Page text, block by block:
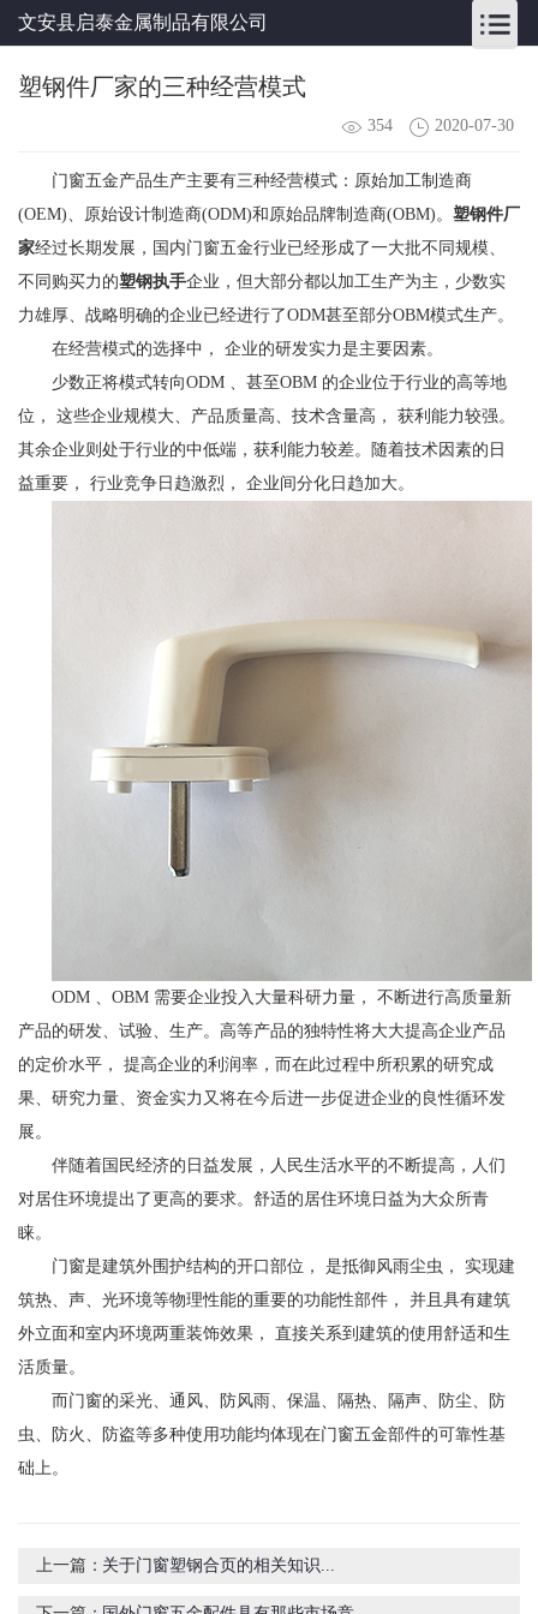
文安县启泰金属制品有限公司
塑钢件厂家的三种经营模式
354 2020-07-30
门窗五金产品生产主要有三种经营模式：原始加工制造商
(OEM)、原始设计制造商(ODM)和原始品牌制造商(OBM)。 塑钢件厂
家经过长期发展，国内门窗五金行业已经形成了一大批不同规模、
不同购买力的塑钢执手企业，但大部分都以加工生产为主，少数实
力雄厚、战略明确的企业已经进行了ODM甚至部分OBM模式生产。
在经营模式的选择中， 企业的研发实力是主要因素。
少数正将模式转向ODM 、甚至OBM 的企业位于行业的高等地
位， 这些企业规模大、产品质量高、技术含量高， 获利能力较强。
其余企业则处于行业的中低端，获利能力较差。随着技术因素的日
益重要， 行业竞争日趋激烈， 企业间分化日趋加大。
ODM 、OBM 需要企业投入大量科研力量， 不断进行高质量新
产品的研发、试验、生产。高等产品的独特性将大大提高企业产品
的定价水平， 提高企业的利润率，而在此过程中所积累的研究成
果、研究力量、资金实力又将在今后进一步促进企业的良性循环发
展。
伴随着国民经济的日益发展，人民生活水平的不断提高，人们
对居住环境提出了更高的要求。舒适的居住环境日益为大众所青
睐。
门窗是建筑外围护结构的开口部位， 是抵御风雨尘虫， 实现建
筑热、声、光环境等物理性能的重要的功能性部件， 并且具有建筑
外立面和室内环境两重装饰效果， 直接关系到建筑的使用舒适和生
活质量。
而门窗的采光、通风、防风雨、保温、隔热、隔声、防尘、防
虫、防火、防盗等多种使用功能均体现在门窗五金部件的可靠性基
础上。
上一篇： 关于门窗塑钢合页的相关知识...